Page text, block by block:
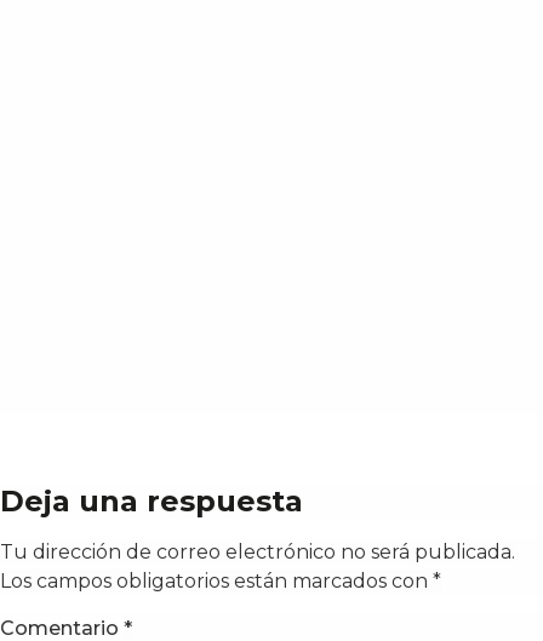
Deja una respuesta
Tu dirección de correo electrónico no será publicada.
Los campos obligatorios están marcados con *
Comentario *